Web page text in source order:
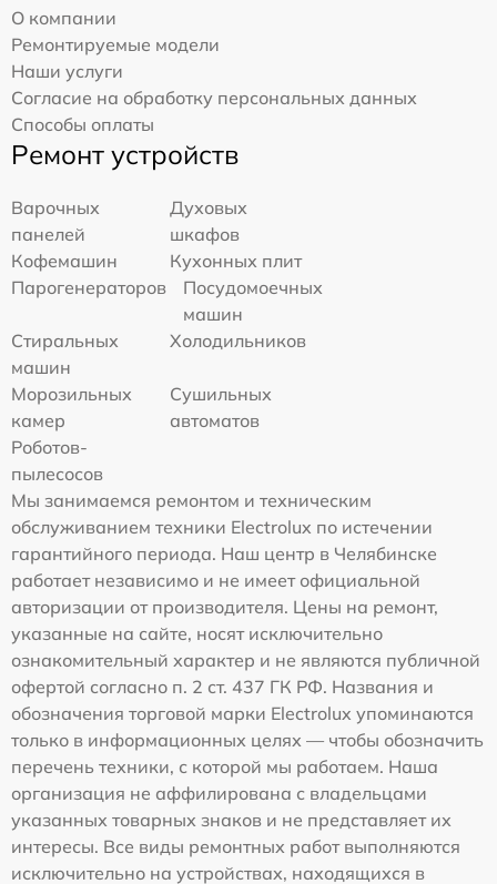
О компании
Ремонтируемые модели
Наши услуги
Согласие на обработку персональных данных
Способы оплаты
Ремонт устройств
Варочных
панелей
Духовых
шкафов
Кофемашин
Кухонных плит
Парогенераторов
Посудомоечных
машин
Стиральных
машин
Холодильников
Морозильных
камер
Сушильных
автоматов
Роботов-
пылесосов
Мы занимаемся ремонтом и техническим
обслуживанием техники Electrolux по истечении
гарантийного периода. Наш центр в Челябинске
работает независимо и не имеет официальной
авторизации от производителя. Цены на ремонт,
указанные на сайте, носят исключительно
ознакомительный характер и не являются публичной
офертой согласно п. 2 ст. 437 ГК РФ. Названия и
обозначения торговой марки Electrolux упоминаются
только в информационных целях — чтобы обозначить
перечень техники, с которой мы работаем. Наша
организация не аффилирована с владельцами
указанных товарных знаков и не представляет их
интересы. Все виды ремонтных работ выполняются
исключительно на устройствах, находящихся в